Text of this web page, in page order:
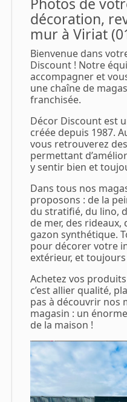
décoration,
mur à Viriat
Bienvenue dans
Discount ! Notre
accompagner et
une chaîne de
franchisée.
Décor Discount est
créée depuis 1987.
vous retrouverez
permettant
y sentir bien et
Dans tous nos
proposons : de la
du stratifié, du lino,
de mer, des
gazon synthétique.
pour décorer votre
extérieur, et
Achetez vos
c’est allier qualité,
pas à découvrir nos
magasin : un
de la maison !